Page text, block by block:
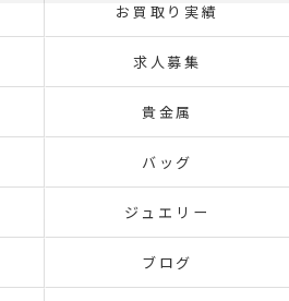
お買取り実績
求人募集
貴金属
バッグ
ジュエリー
ブログ